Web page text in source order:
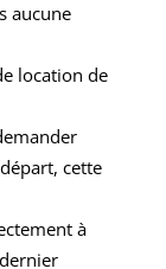
aucune
location de
cette
à